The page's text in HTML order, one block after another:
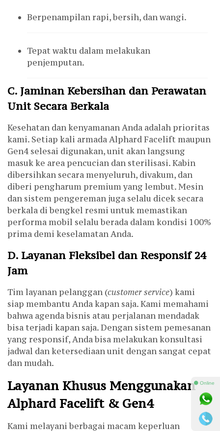
Berpenampilan rapi, bersih, dan wangi.
Tepat waktu dalam melakukan
penjemputan.
C. Jaminan Kebersihan dan Perawatan
Unit Secara Berkala
Kesehatan dan kenyamanan Anda adalah prioritas
kami. Setiap kali armada Alphard Facelift maupun
Gen4 selesai digunakan, unit akan langsung
masuk ke area pencucian dan sterilisasi. Kabin
dibersihkan secara menyeluruh, divakum, dan
diberi pengharum premium yang lembut. Mesin
dan sistem pengereman juga selalu dicek secara
berkala di bengkel resmi untuk memastikan
performa mobil selalu berada dalam kondisi 100%
prima demi keselamatan Anda.
D. Layanan Fleksibel dan Responsif 24
Jam
Tim layanan pelanggan (customer service) kami
siap membantu Anda kapan saja. Kami memahami
bahwa agenda bisnis atau perjalanan mendadak
bisa terjadi kapan saja. Dengan sistem pemesanan
yang responsif, Anda bisa melakukan konsultasi
jadwal dan ketersediaan unit dengan sangat cepat
dan mudah.
Layanan Khusus Menggunakan
Alphard Facelift & Gen4
Kami melayani berbagai macam keperluan
⚫ Online